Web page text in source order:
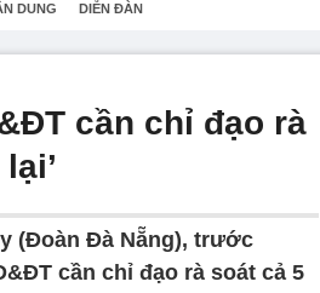
DUNG DIỄN ĐÀN
cần chỉ đạo rà
(Đoàn Đà Nẵng), trước
cần chỉ đạo rà soát cả 5